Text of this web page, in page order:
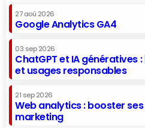
27 aoû 2026
Google Analytics GA4
03 sep 2026
ChatGPT et IA génératives
et usages responsables
21 sep 2026
Web analytics : booster
marketing